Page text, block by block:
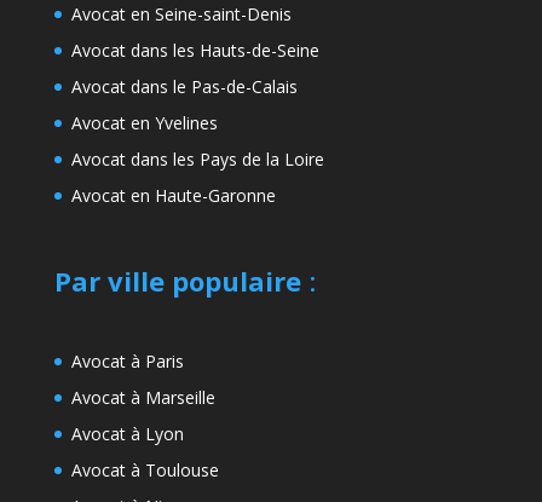
Avocat en Seine-saint-Denis
Avocat dans les Hauts-de-Seine
Avocat dans le Pas-de-Calais
Avocat en Yvelines
Avocat dans les Pays de la Loire
Avocat en Haute-Garonne
Par ville populaire:
Avocat à Paris
Avocat à Marseille
Avocat à Lyon
Avocat à Toulouse